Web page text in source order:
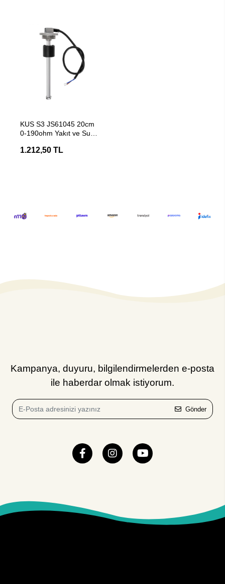
KUS S3 JS61045 20cm
0-190ohm Yakıt ve Su
Şamandırası
1.212,50 TL
Kampanya, duyuru, bilgilendirmelerden e-posta
ile haberdar olmak istiyorum.
Gönder